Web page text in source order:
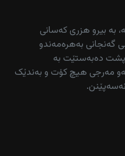
بە بیرو هزری کەسانی
گەنجانی بەهرەمەندو
پشت دەبەستێت بە
بەو مەرجی هیچ کۆت و بەندێک